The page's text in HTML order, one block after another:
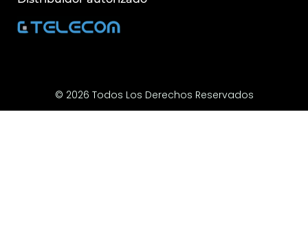
© 2026 Todos Los Derechos Reservados